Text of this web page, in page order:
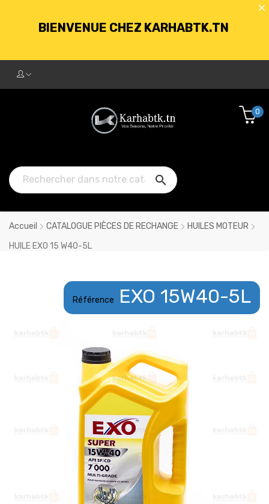
BIENVENUE CHEZ KARHABTK.TN
250DT D'ACHATS

0
Accueil CATALOGUE PIÈCES DE RECHANGE
HUILES MOTEUR
HUILE EXO 15 W40-5L
Référence EXO 15W40-5L